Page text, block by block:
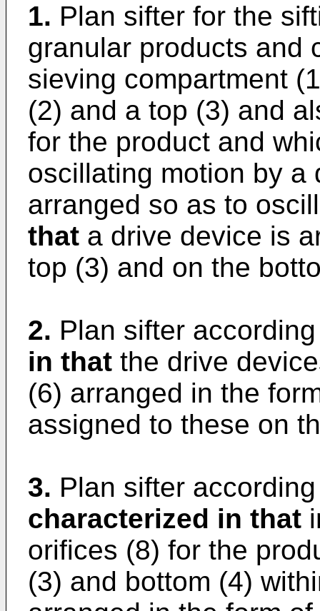
1. Plan sifter for the
granular products and
sieving compartment
(2) and a top (3) and
for the product and
oscillating motion by a
arranged so as to
that a drive device is
top (3) and on the
2. Plan sifter
in that the drive
(6) arranged in the
assigned to these on
3. Plan sifter
characterized in that
orifices (8) for the
(3) and bottom (4)